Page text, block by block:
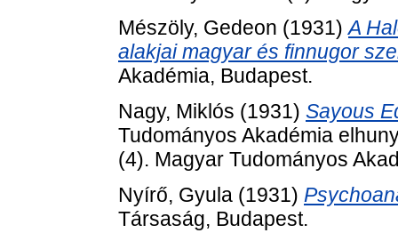
Mészöly, Gedeon (1931)A
alakjai magyar és finnugor
Akadémia, Budapest.
Nagy, Miklós (1931) Sayous
Tudományos Akadémia
(4). Magyar Tudományos
Nyírő, Gyula (1931)
Társaság, Budapest.